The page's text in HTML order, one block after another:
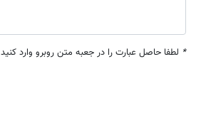
* لطفا حاصل عبارت را در جعبه متن روبرو وارد کنید